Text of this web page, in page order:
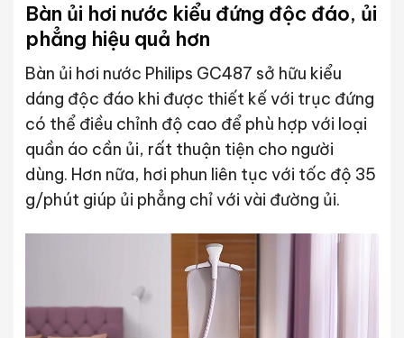
Bàn ủi hơi nước kiểu đứng độc đáo, ủi
phẳng hiệu quả hơn
Bàn ủi hơi nước Philips GC487 sở hữu kiểu
dáng độc đáo khi được thiết kế với trục đứng
có thể điều chỉnh độ cao để phù hợp với loại
quần áo cần ủi, rất thuận tiện cho người
dùng. Hơn nữa, hơi phun liên tục với tốc độ 35
g/phút giúp ủi phẳng chỉ với vài đường ủi.